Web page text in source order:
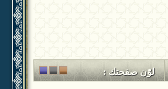
لوّن صفحتك :